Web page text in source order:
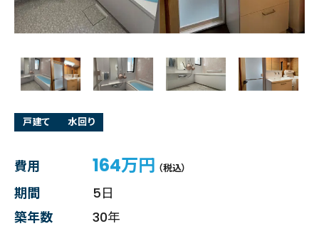
戸建て 水回り
費用 164万円 （税込）
期間
5日
築年数
30年